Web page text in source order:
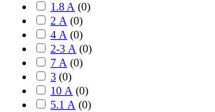
1.8 A (0)
2 А (0)
4 А (0)
2-3 А (0)
7 А (0)
3 (0)
10 А (0)
5.1 А (0)